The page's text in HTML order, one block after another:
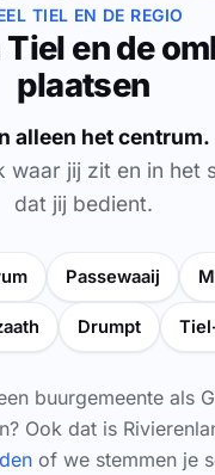
TIEL EN DE REGIO
en de
plaatsen
alleen het centrum.
waar jij zit en in het
dat jij bedient.
Passewaaij
Drumpt
buurgemeente als
Ook dat is
of we stemmen je